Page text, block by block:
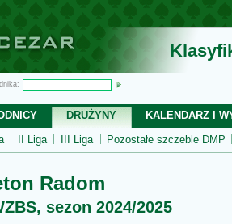
DRUŻYNY
KALENDARZ I
II Liga III Liga Pozostałe szczeble DMP
Radom
sezon 2024/2025